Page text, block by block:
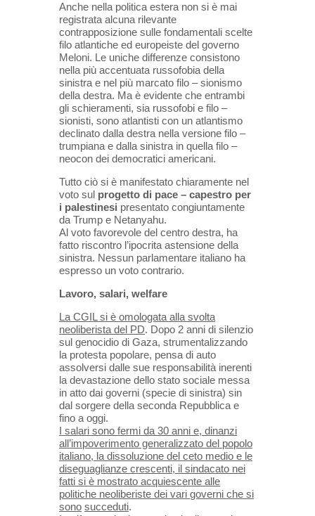
Anche nella politica estera non si è mai
registrata alcuna rilevante
contrapposizione sulle fondamentali scelte
filo atlantiche ed europeiste del governo
Meloni. Le uniche differenze consistono
nella più accentuata russofobia della
sinistra e nel più marcato filo – sionismo
della destra. Ma è evidente che entrambi
gli schieramenti, sia russofobi e filo –
sionisti, sono atlantisti con un atlantismo
declinato dalla destra nella versione filo –
trumpiana e dalla sinistra in quella filo –
neocon dei democratici americani.
Tutto ciò si è manifestato chiaramente nel
voto sul progetto di pace – capestro per
i palestinesi presentato congiuntamente
da Trump e Netanyahu.
Al voto favorevole del centro destra, ha
fatto riscontro l’ipocrita astensione della
sinistra. Nessun parlamentare italiano ha
espresso un voto contrario.
Lavoro, salari, welfare
La CGIL si è omologata alla svolta
neoliberista del PD. Dopo 2 anni di silenzio
sul genocidio di Gaza, strumentalizzando
la protesta popolare, pensa di auto
assolversi dalle sue responsabilità inerenti
la devastazione dello stato sociale messa
in atto dai governi (specie di sinistra) sin
dal sorgere della seconda Repubblica e
fino a oggi.
I salari sono fermi da 30 anni e, dinanzi
all’impoverimento generalizzato del popolo
italiano, la dissoluzione del ceto medio e le
diseguaglianze crescenti, il sindacato nei
fatti si è mostrato acquiescente alle
politiche neoliberiste dei vari governi che si
sono succeduti.